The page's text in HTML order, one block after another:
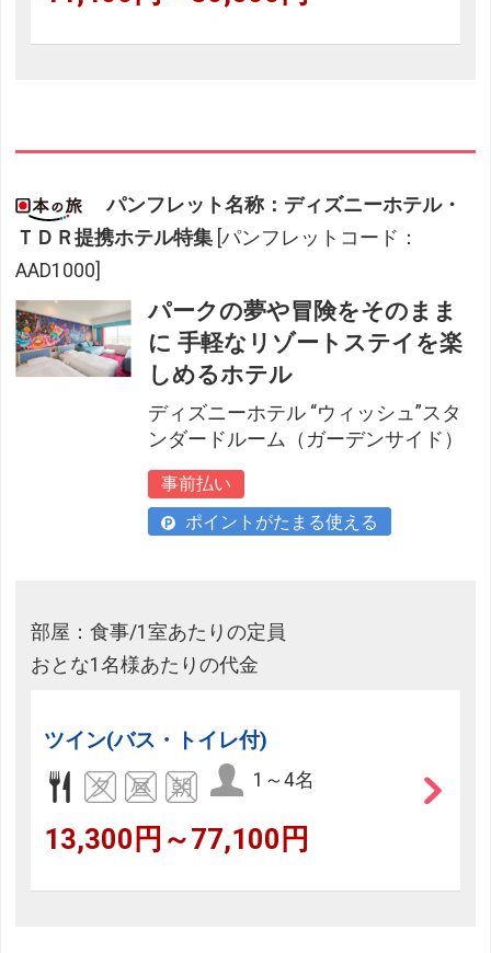
パンフレット名称：ディズニーホテル・
ＴＤＲ提携ホテル特集 [パンフレットコード：
AAD1000]
パークの夢や冒険をそのまま
に 手軽なリゾートステイを楽
しめるホテル
ディズニーホテル “ウィッシュ”スタ
ンダードルーム（ガーデンサイド）
事前払い
ポイントがたまる使える
部屋：食事/1室あたりの定員
おとな1名様あたりの代金
ツイン(バス・トイレ付)
1～4名
13,300円～77,100円